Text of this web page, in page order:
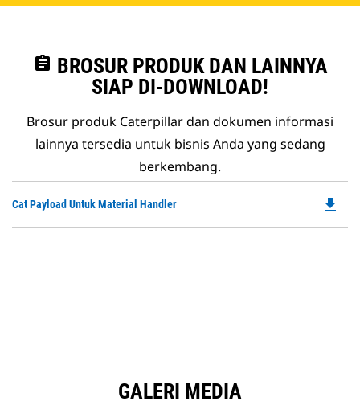
assignment BROSUR PRODUK DAN LAINNYA
SIAP DI-DOWNLOAD!
Brosur produk Caterpillar dan dokumen informasi
lainnya tersedia untuk bisnis Anda yang sedang
berkembang.
Cat Payload Untuk Material Handler file_download
GALERI MEDIA